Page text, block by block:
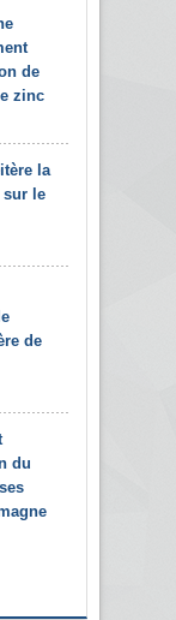
de
zinc
la
sur le
de
du